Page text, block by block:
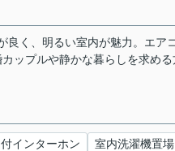
良く、明るい室内が魅力。エア
ップルや静かな暮らしを求め
インターホン
室内洗濯機置場